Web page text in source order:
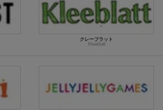
クレーブラット
Kleeblatt